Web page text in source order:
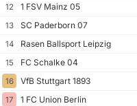
12
1 FSV Mainz 05
13
SC Paderborn 07
14
Rasen Ballsport Leipzig
15
FC Schalke 04
16
VfB Stuttgart 1893
17
1 FC Union Berlin